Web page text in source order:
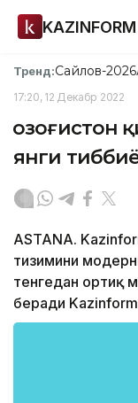
KAZINFORM
Тренд:Сайлов-2026
17:20, 12 Декабр 2022
Қозоғистон
янги
ASTANA.
тизимини
тенгедан ортиқ
беради